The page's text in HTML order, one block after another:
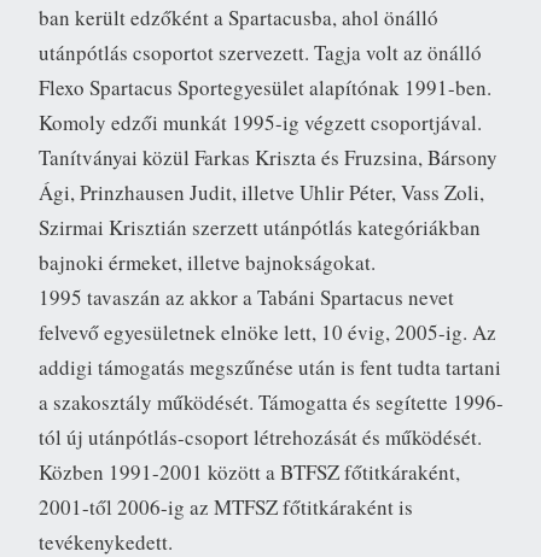
ban került edzőként a Spartacusba, ahol önálló
utánpótlás csoportot szervezett. Tagja volt az önálló
Flexo Spartacus Sportegyesület alapítónak 1991-ben.
Komoly edzői munkát 1995-ig végzett csoportjával.
Tanítványai közül Farkas Kriszta és Fruzsina, Bársony
Ági, Prinzhausen Judit, illetve Uhlir Péter, Vass Zoli,
Szirmai Krisztián szerzett utánpótlás kategóriákban
bajnoki érmeket, illetve bajnokságokat.
1995 tavaszán az akkor a Tabáni Spartacus nevet
felvevő egyesületnek elnöke lett, 10 évig, 2005-ig. Az
addigi támogatás megszűnése után is fent tudta tartani
a szakosztály működését. Támogatta és segítette 1996-
tól új utánpótlás-csoport létrehozását és működését.
Közben 1991-2001 között a BTFSZ főtitkáraként,
2001-től 2006-ig az MTFSZ főtitkáraként is
tevékenykedett.